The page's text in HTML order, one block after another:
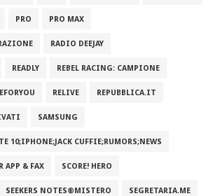
PRO PRO MAX
RADIO DEEJAY
READLY REBEL RACING: CAMPIONE
RELIVE REPUBBLICA.IT
SAMSUNG
10;IPHONE;JACK CUFFIE;RUMORS;NEWS
APP & FAX SCORE! HERO
SEEKERS NOTES®MISTERO SEGRETARIA.ME